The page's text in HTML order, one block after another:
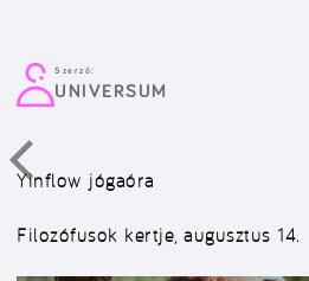
Szerző:
UNIVERSUM
Yinflow jógaóra
Filozófusok kertje, augusztus 14.